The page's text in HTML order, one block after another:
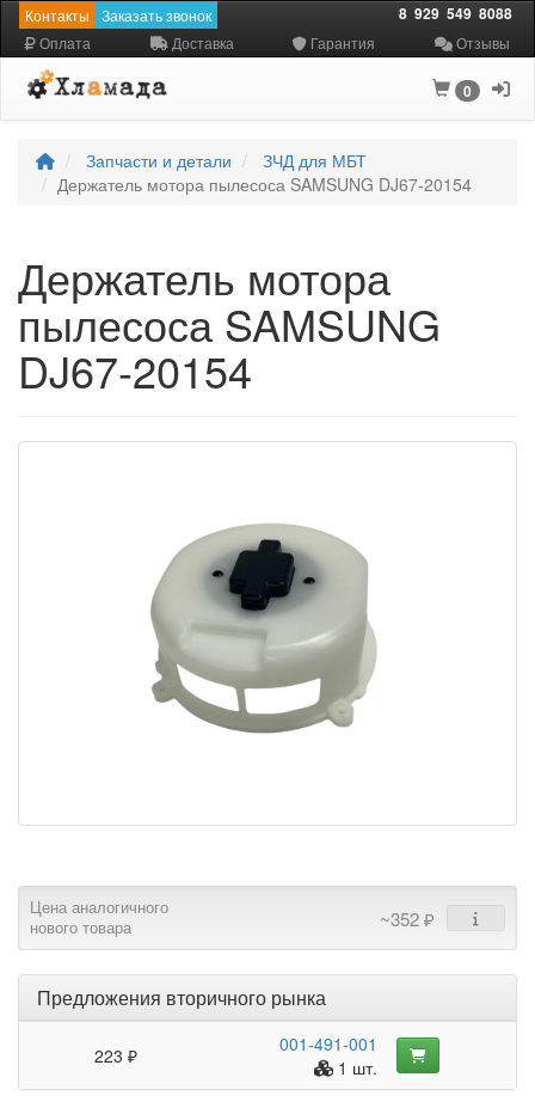
Контакты Заказать звонок 8 929 549 8088
Оплата Доставка Гарантия Отзывы
0
Запчасти и детали
ЗЧД для МБТ
Держатель мотора пылесоса SAMSUNG DJ67-20154
Держатель мотора
пылесоса SAMSUNG
DJ67-20154
Цена аналогичного
нового товара
~352 ₽
Предложения вторичного рынка
223 ₽
001-491-001
1 шт.